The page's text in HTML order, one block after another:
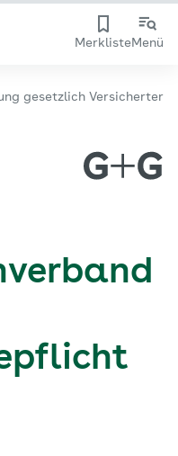
MerklisteMenü
gesetzlich Versicherter